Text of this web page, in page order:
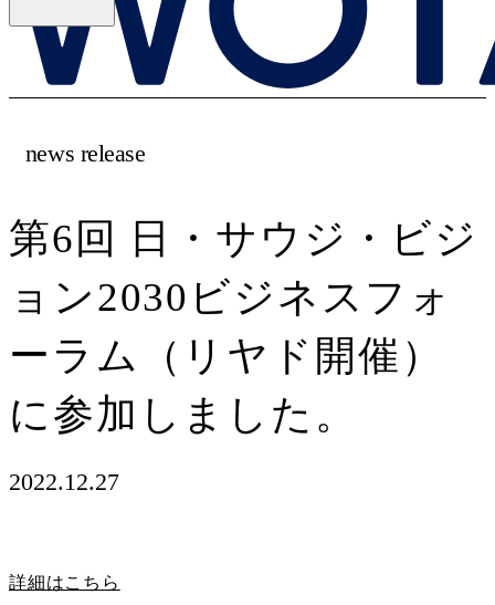
news release
第6回 日・サウジ・ビジ
ョン2030ビジネスフォ
ーラム（リヤド開催）
に参加しました。
2022.12.27
詳細はこちら